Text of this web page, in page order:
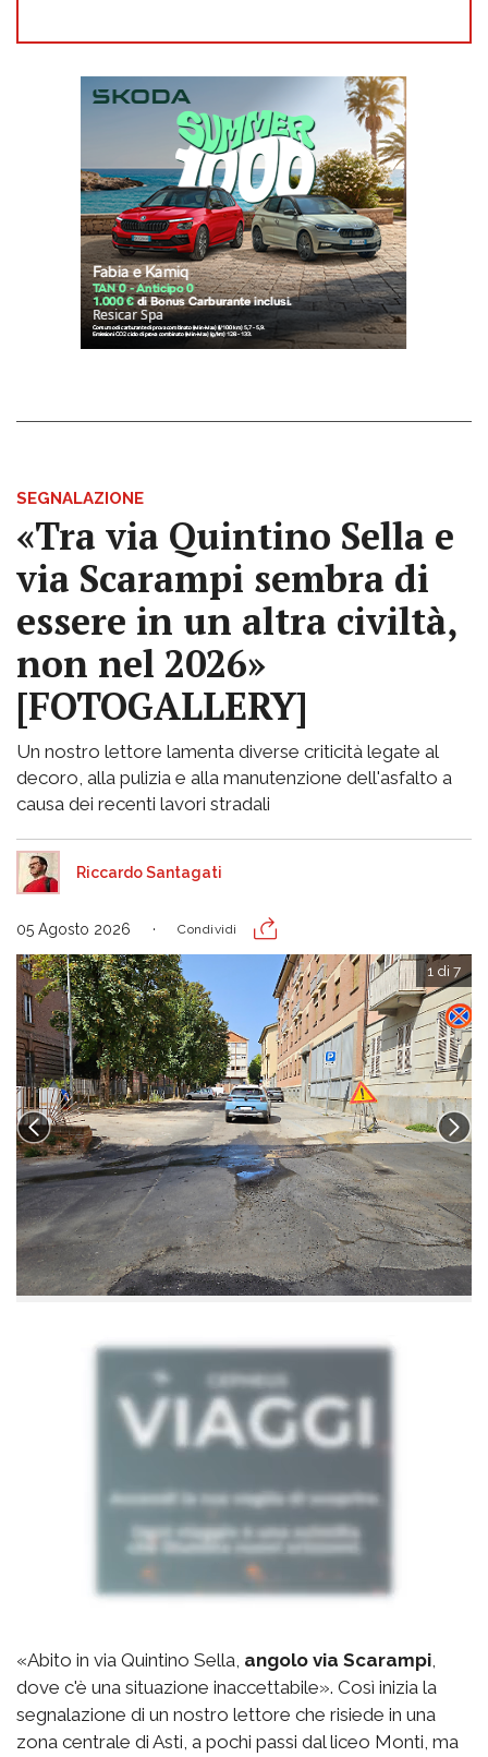
SEGNALAZIONE
«Tra via Quintino Sella e
via Scarampi sembra di
essere in un altra civiltà,
non nel 2026»
[FOTOGALLERY]
Un nostro lettore lamenta diverse criticità legate al
decoro, alla pulizia e alla manutenzione dell'asfalto a
causa dei recenti lavori stradali
Riccardo Santagati
05 Agosto 2026 Condividi
1 di 7
«Abito in via Quintino Sella, angolo via Scarampi,
dove c'è una situazione inaccettabile». Così inizia la
segnalazione di un nostro lettore che risiede in una
zona centrale di Asti, a pochi passi dal liceo Monti, ma